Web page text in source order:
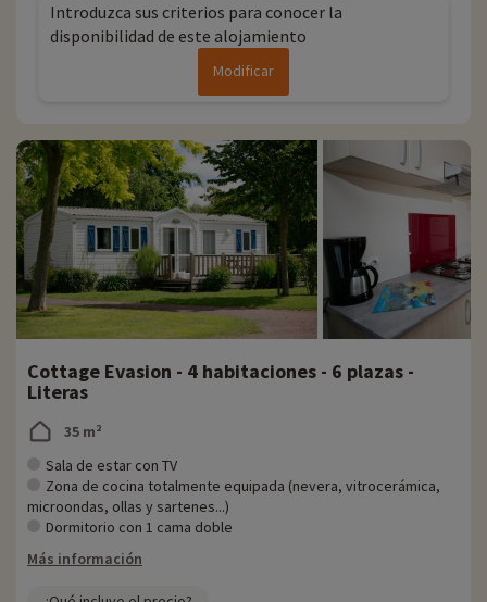
Introduzca sus criterios para conocer la
disponibilidad de este alojamiento
Modificar
Cottage Evasion - 4 habitaciones - 6 plazas -
Literas
35 m²
Sala de estar con TV
Zona de cocina totalmente equipada (nevera, vitrocerámica,
microondas, ollas y sartenes...)
Dormitorio con 1 cama doble
Más información